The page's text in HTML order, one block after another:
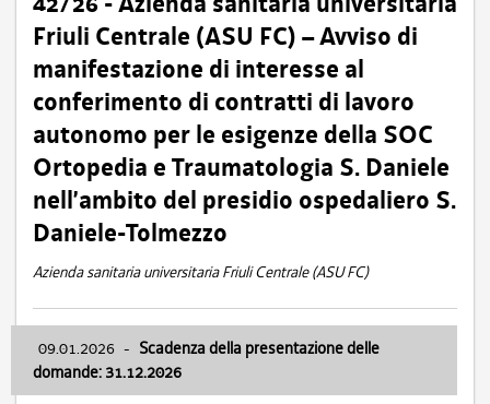
Friuli Centrale (ASU FC) – Avviso di
manifestazione di interesse al
conferimento di contratti di lavoro
autonomo per le esigenze della SOC
Ortopedia e Traumatologia S. Daniele
nell’ambito del presidio ospedaliero S.
Daniele-Tolmezzo
Azienda sanitaria universitaria Friuli Centrale (ASU FC)
09.01.2026 - Scadenza della presentazione delle
domande: 31.12.2026